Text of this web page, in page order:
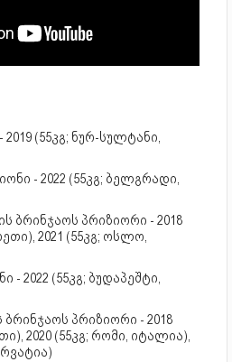
(55კგ; ნურ-სულტანი,
- 2022 (55კგ; ბელგრადი,
ბრინჯაოს პრიზიორი - 2018
2021 (55კგ; ოსლო,
- 2022 (55კგ; ბუდაპეშტი,
პრიზიორი - 2018
2020 (55კგ; რომი, იტალია),